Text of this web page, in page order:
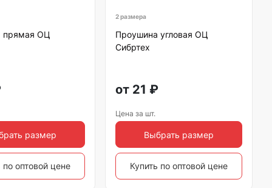
прямая ОЦ
размер
по оптовой цене
2 размера
Проушина угловая ОЦ
Сибртех
от 21 ₽
Цена за шт.
Выбрать размер
Купить по оптовой цене